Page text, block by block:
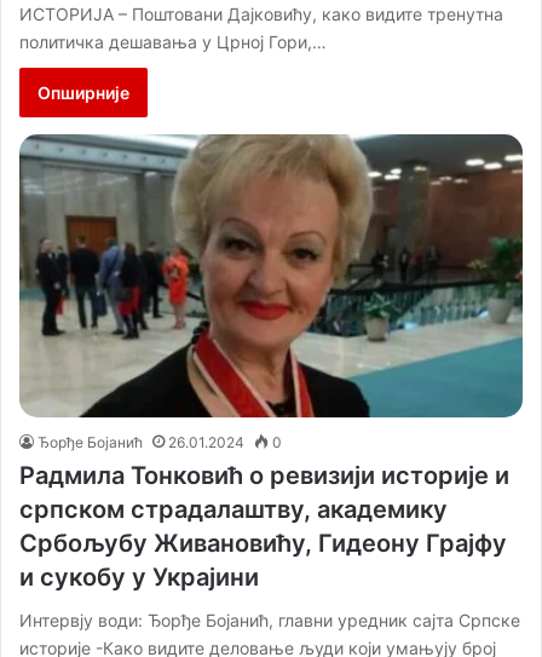
ИСТОРИЈА – Поштовани Дајковићу, кaко видите тренутна
политичка дешавања у Црној Гори,…
Опширније
Ђорђе Бојанић 26.01.2024 0
Радмила Тонковић о ревизији историје и
српском страдалаштву, академику
Србољубу Живановићу, Гидеону Грајфу
и сукобу у Украјини
Интервју води: Ђорђе Бојанић, главни уредник сајта Српске
историје -Како видите деловање људи који умањују број